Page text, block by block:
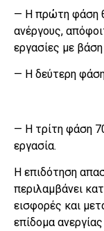
— Η πρώτη φάση
ανέργους,
εργασίες με
— Η δεύτερη
— Η τρίτη φάση
εργασία.
Η επιδότηση
περιλαμβάνει
εισφορές και
επίδομα